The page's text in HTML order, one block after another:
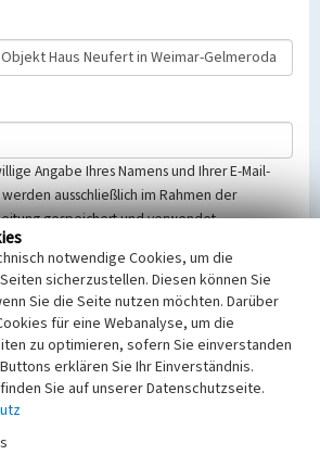
Angabe Ihres Namens und Ihrer E-Mail-
ausschließlich im Rahmen der
gespeichert und verwendet.
diese entsprechend der Vorschriften des
Datenschutzgesetzes NRW und der seit
Europäischen Datenschutzgrundverordnung
behandelt, beachten Sie bitte unsere
notwendige Cookies, um die
sicherzustellen. Diesen können Sie
Sie die Seite nutzen möchten. Darüber
für eine Webanalyse, um die
zu optimieren, sofern Sie einverstanden
erklären Sie Ihr Einverständnis.
Sie auf unserer Datenschutzseite.